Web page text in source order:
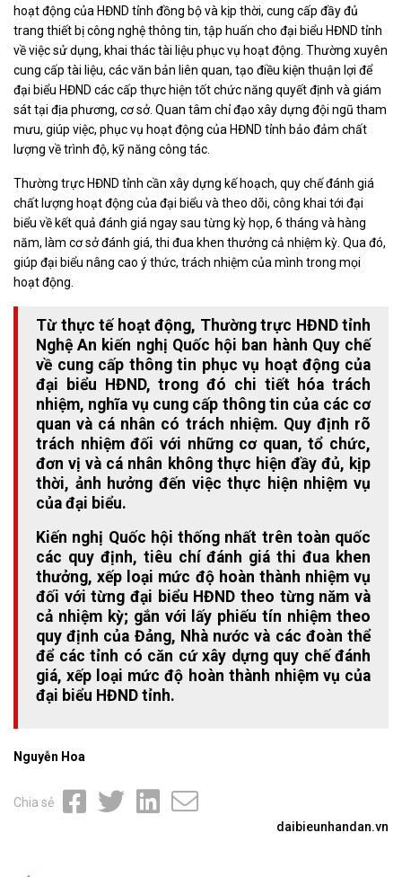
hoạt động của HĐND tỉnh đồng bộ và kịp thời, cung cấp đầy đủ
trang thiết bị công nghệ thông tin, tập huấn cho đại biểu HĐND tỉnh
về việc sử dụng, khai thác tài liệu phục vụ hoạt động. Thường xuyên
cung cấp tài liệu, các văn bản liên quan, tạo điều kiện thuận lợi để
đại biểu HĐND các cấp thực hiện tốt chức năng quyết định và giám
sát tại địa phương, cơ sở. Quan tâm chỉ đạo xây dựng đội ngũ tham
mưu, giúp việc, phục vụ hoạt động của HĐND tỉnh bảo đảm chất
lượng về trình độ, kỹ năng công tác.
Thường trực HĐND tỉnh cần xây dựng kế hoạch, quy chế đánh giá
chất lượng hoạt động của đại biểu và theo dõi, công khai tới đại
biểu về kết quả đánh giá ngay sau từng kỳ họp, 6 tháng và hàng
năm, làm cơ sở đánh giá, thi đua khen thưởng cả nhiệm kỳ. Qua đó,
giúp đại biểu nâng cao ý thức, trách nhiệm của mình trong mọi
hoạt động.
Từ thực tế hoạt động, Thường trực HĐND tỉnh
Nghệ An kiến nghị Quốc hội ban hành Quy chế
về cung cấp thông tin phục vụ hoạt động của
đại biểu HĐND, trong đó chi tiết hóa trách
nhiệm, nghĩa vụ cung cấp thông tin của các cơ
quan và cá nhân có trách nhiệm. Quy định rõ
trách nhiệm đối với những cơ quan, tổ chức,
đơn vị và cá nhân không thực hiện đầy đủ, kịp
thời, ảnh hưởng đến việc thực hiện nhiệm vụ
của đại biểu.
Kiến nghị Quốc hội thống nhất trên toàn quốc
các quy định, tiêu chí đánh giá thi đua khen
thưởng, xếp loại mức độ hoàn thành nhiệm vụ
đối với từng đại biểu HĐND theo từng năm và
cả nhiệm kỳ; gắn với lấy phiếu tín nhiệm theo
quy định của Đảng, Nhà nước và các đoàn thể
để các tỉnh có căn cứ xây dựng quy chế đánh
giá, xếp loại mức độ hoàn thành nhiệm vụ của
đại biểu HĐND tỉnh.
Nguyễn Hoa
Chia sẻ
daibieunhandan.vn